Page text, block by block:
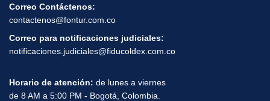
Correo Contáctenos:
contactenos@fontur.com.co
Correo para notificaciones judiciales:
notificaciones.judiciales@fiducoldex.com.co
Horario de atención: de lunes a viernes
de 8 AM a 5:00 PM - Bogotá, Colombia.